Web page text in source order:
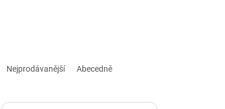
Nejprodávanější Abecedně